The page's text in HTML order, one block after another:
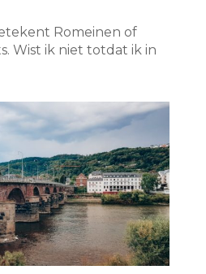
Romeinen of
Wist ik niet totdat ik in